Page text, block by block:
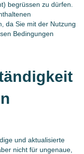
begrüssen zu dürfen.
da Sie mit der Nutzung
Bedingungen
und aktualisierte
nicht für ungenaue,